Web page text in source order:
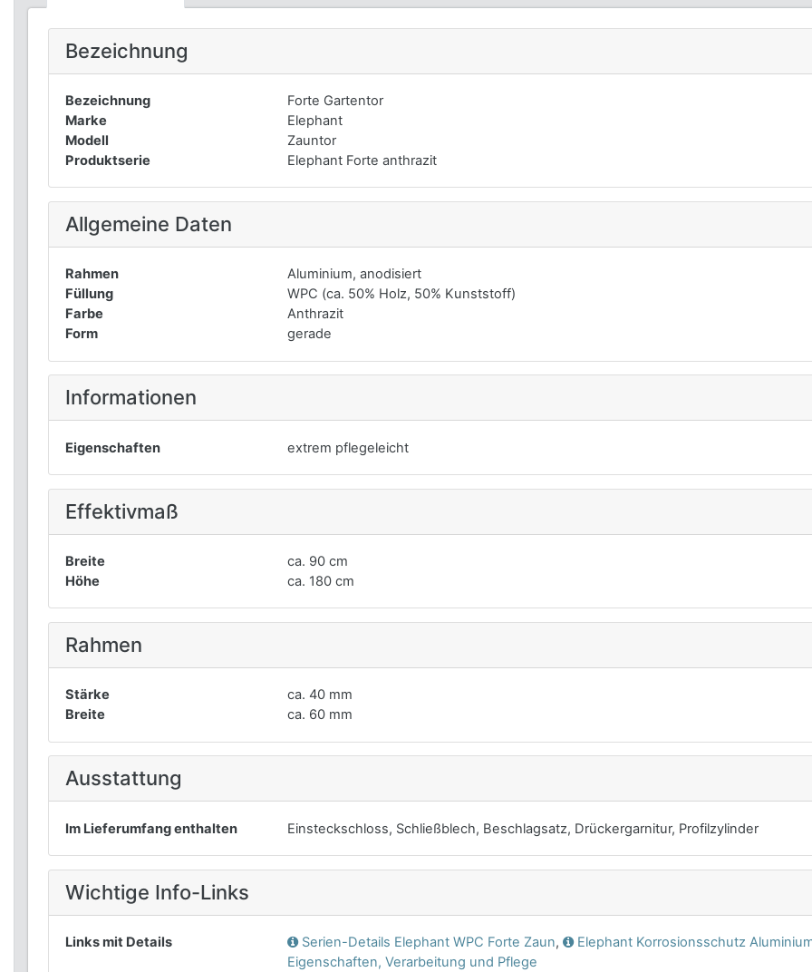
Bezeichnung
Bezeichnung
Forte Gartentor
Marke
Elephant
Modell
Zauntor
Produktserie
Elephant Forte anthrazit
Allgemeine Daten
Rahmen
Aluminium, anodisiert
Füllung
WPC (ca. 50% Holz, 50% Kunststoff)
Farbe
Anthrazit
Form
gerade
Informationen
Eigenschaften extrem pflegeleicht
Effektivmaß
Breite
ca. 90 cm
Höhe
ca. 180 cm
Rahmen
Stärke
ca. 40 mm
Breite
ca. 60 mm
Ausstattung
Im Lieferumfang enthalten Einsteckschloss, Schließblech, Beschlagsatz, Drückergarnitur, Profilzylinder
Wichtige Info-Links
Links mit Details Serien-Details Elephant WPC Forte Zaun, Elephant Korrosionsschutz
Eigenschaften, Verarbeitung und Pflege